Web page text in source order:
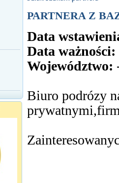
PARTNERA Z
Data
Data ważności:
Województwo:
Biuro podrózy